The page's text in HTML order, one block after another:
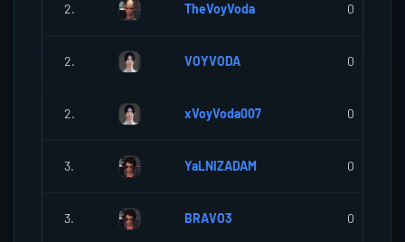
2. TheVoyVoda 0
2. VOYVODA 0
2. xVoyVoda007 0
3. YaLNIZADAM 0
3. BRAVO3 0